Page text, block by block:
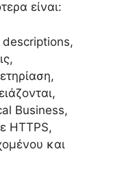
είναι:
descriptions,
Business,
HTTPS,
και